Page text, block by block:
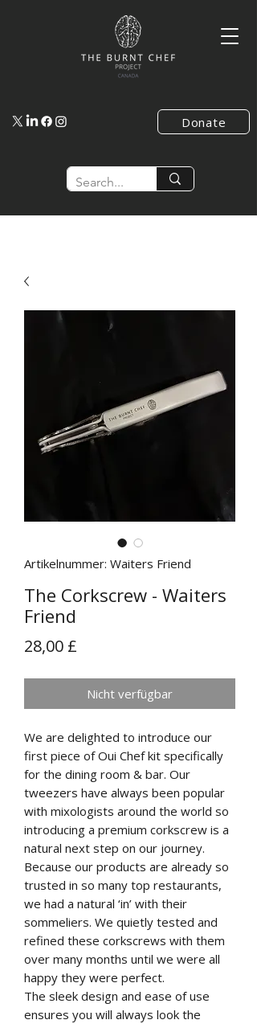
Donate
Artikelnummer: Waiters Friend
The Corkscrew - Waiters
Friend
28,00 £
Nicht verfügbar
We are delighted to introduce our
first piece of Oui Chef kit specifically
for the dining room & bar. Our
tweezers have always been popular
with mixologists around the world so
introducing a premium corkscrew is a
natural next step on our journey.
Because our products are already so
trusted in so many top restaurants,
we had a natural ‘in’ with their
sommeliers. We quietly tested and
refined these corkscrews with them
over many months until we were all
happy they were perfect.
The sleek design and ease of use
ensures you will always look the